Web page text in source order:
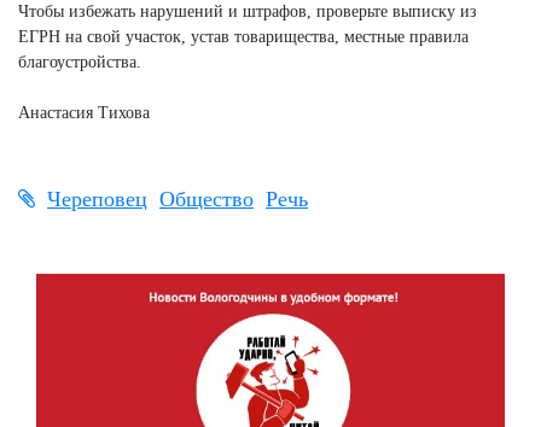
Чтобы избежать нарушений и штрафов, проверьте выписку из
ЕГРН на свой участок, устав товарищества, местные правила
благоустройства.
Анастасия Тихова
Череповец Общество Речь